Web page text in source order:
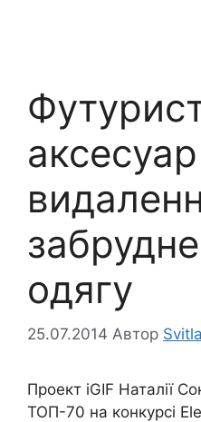
одягу
25.07.2014 Автор
Проект iGIF Наталії
ТОП-70 на конкурсі